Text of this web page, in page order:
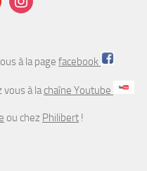
à la page facebook
vous à lachaîne Youtube
ou chez Philibert !